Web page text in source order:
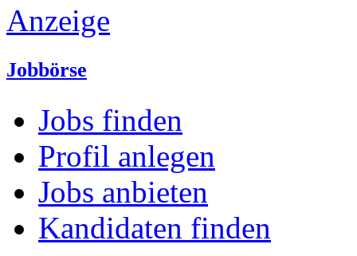
Anzeige
Jobbörse
Jobs finden
Profil anlegen
Jobs anbieten
Kandidaten finden